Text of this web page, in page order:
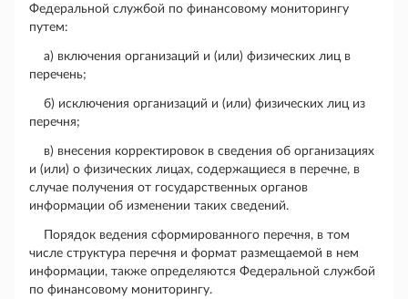
Федеральной службой по финансовому мониторингу
путем:
а) включения организаций и (или) физических лиц в
перечень;
б) исключения организаций и (или) физических лиц из
перечня;
в) внесения корректировок в сведения об организациях
и (или) о физических лицах, содержащиеся в перечне, в
случае получения от государственных органов
информации об изменении таких сведений.
Порядок ведения сформированного перечня, в том
числе структура перечня и формат размещаемой в нем
информации, также определяются Федеральной службой
по финансовому мониторингу.